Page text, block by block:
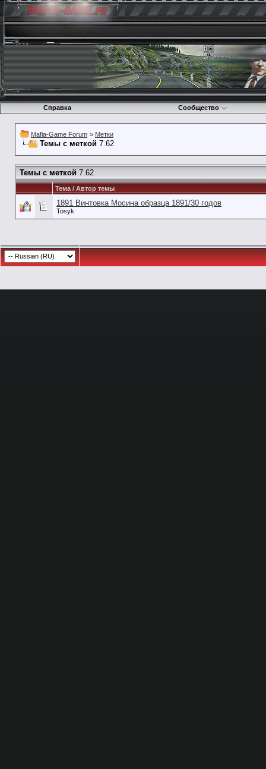
Справка Сообщество
Mafia-Game Forum > Метки
Темы с меткой 7.62
Темы с меткой 7.62
Тема / Автор темы
1891 Винтовка Мосина образца 1891/30 годов
Tosyk